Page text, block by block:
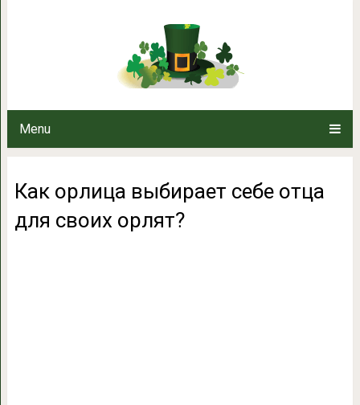
Menu
Как орлица выбирает
Как орлица выбирает себе отца
для своих орлят?